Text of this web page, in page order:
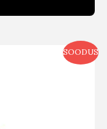
SOODUS